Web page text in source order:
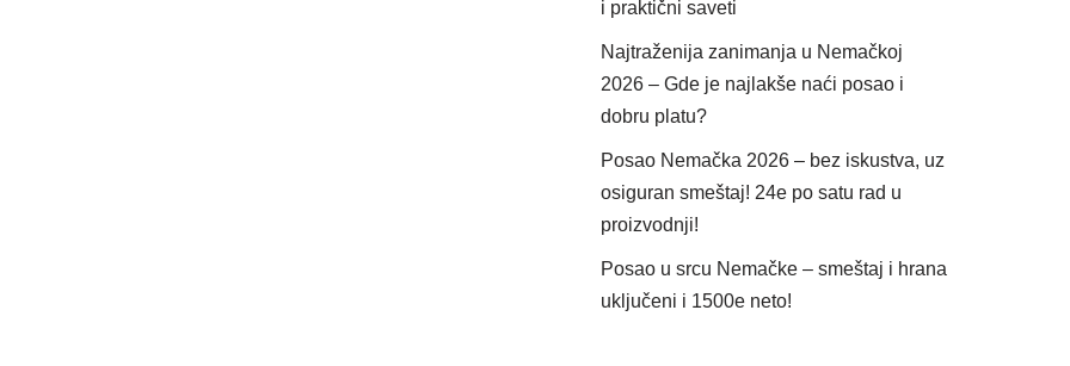
i praktični saveti
Najtraženija zanimanja u Nemačkoj
2026 – Gde je najlakše naći posao i
dobru platu?
Posao Nemačka 2026 – bez iskustva, uz
osiguran smeštaj! 24e po satu rad u
proizvodnji!
Posao u srcu Nemačke – smeštaj i hrana
uključeni i 1500e neto!